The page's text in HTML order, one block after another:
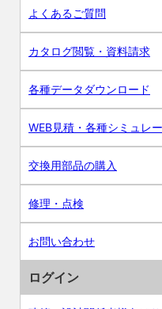
よくあるご質問
カタログ閲覧・資料請求
各種データダウンロード
WEB見積・各種シミュレ
交換用部品の購入
修理・点検
お問い合わせ
ログイン